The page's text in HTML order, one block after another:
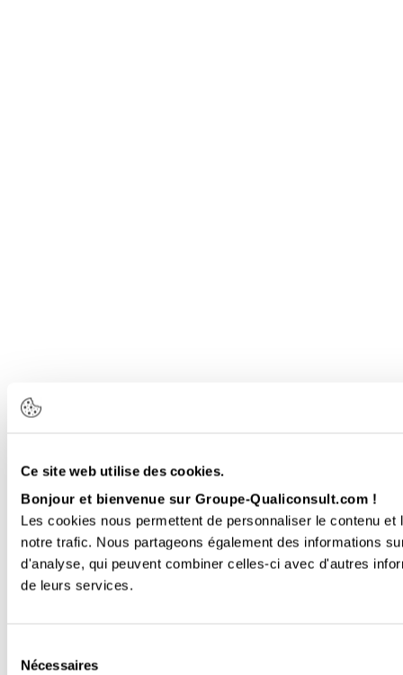
Ce site web utilise des cookies.
Bonjour et bienvenue sur Groupe-Qualiconsult.com !
Les cookies nous permettent de personnaliser le contenu
notre trafic. Nous partageons également des informations
d'analyse, qui peuvent combiner celles-ci avec d'autres
de leurs services.
Nécessaires